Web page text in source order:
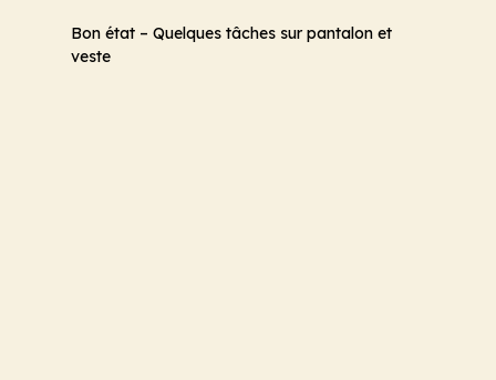
Bon état – Quelques tâches sur pantalon et
veste